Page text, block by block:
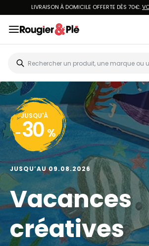
LIVRAISON À DOMICILE OFFERTE DÈS 70€.
JUSQU'À
- 30 %
JUSQU’AU 09.08.2026
Vacances
créatives